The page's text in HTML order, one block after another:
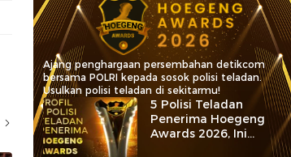
Ajang penghargaan persembahan detikcom
bersama POLRI kepada sosok polisi teladan.
Usulkan polisi teladan di sekitarmu!
5 Polisi Teladan
Penerima Hoegeng
Awards 2026, Ini
Kategori dan Kiprahnya